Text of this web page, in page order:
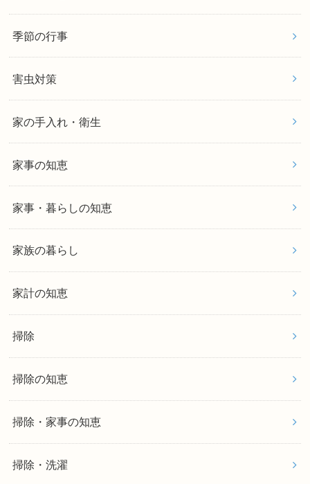
季節の行事
害虫対策
家の手入れ・衛生
家事の知恵
家事・暮らしの知恵
家族の暮らし
家計の知恵
掃除
掃除の知恵
掃除・家事の知恵
掃除・洗濯